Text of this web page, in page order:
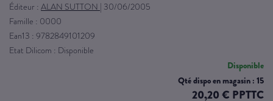
Éditeur : ALAN SUTTON | 30/06/2005
Famille : 0000
Ean13 : 9782849101209
Etat Dilicom : Disponible
Disponible
Qté dispo en magasin : 15
20,20 € PPTTC